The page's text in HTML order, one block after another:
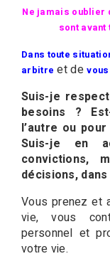
Ne jamais oublier
sont
Dans toute
arbitre et de
Suis-je
besoins ?
l’autre ou
Suis-je en
convictions,
décisions,
Vous prenez et
vie, vous
personnel et
votre vie.